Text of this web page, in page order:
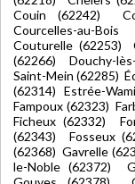
Couin (62242)
Courcelles-au-
Couturelle (62253)
(62266) Douchy-
Saint-Mein (62285)
(62314) Estrée-
Fampoux (62323)
Ficheux (62332)
(62343) Fosseux
(62368) Gavrelle
le-Noble (62372)